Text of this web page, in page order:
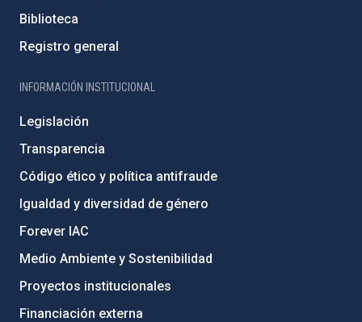
Biblioteca
Registro general
INFORMACIÓN INSTITUCIONAL
Legislación
Transparencia
Código ético y política antifraude
Igualdad y diversidad de género
Forever IAC
Medio Ambiente y Sostenibilidad
Proyectos institucionales
Financiación externa